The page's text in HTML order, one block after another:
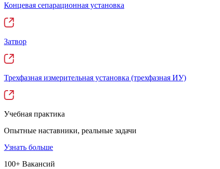
Концевая сепарационная установка
Затвор
Трехфазная измерительная установка (трехфазная ИУ)
Учебная практика
Опытные наставники, реальные задачи
Узнать больше
100+ Вакансий